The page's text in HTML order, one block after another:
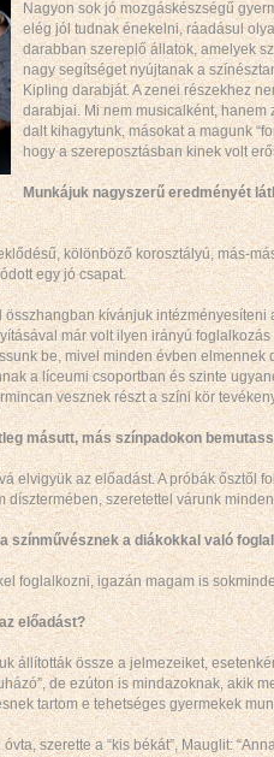
Nagyon sok jó mozgáskészségű
elég jól tudnak énekelni, ráadásul
darabban szereplő állatok, amelyek
nagy segítséget nyújtanak a
Kipling darabját. A zenei részekhez
darabjai. Mi nem musicalként, hanem
dalt kihagytunk, másokat a magunk
hogy a szereposztásban kinek volt
Munkájuk nagyszerű eredményét
kölönböző korosztályú, más-
egy jó csapat.
kívánjuk intézményesíteni
már volt ilyen irányú
be, mivel minden évben elmennek
a líceumi csoportban és szinte
vesznek részt a színi kör
másutt, más színpadokon
elvigyük az előadást. A próbák ősztől
dísztermében, szeretettel várunk
színművésznek a diákokkal való
foglalkozni, igazán magam is
előadást?
állították össze a jelmezeiket,
de ezúton is mindazoknak, akik
tartom e tehetséges gyermekek
óvta, szerette a “kis békát”, Mauglit: